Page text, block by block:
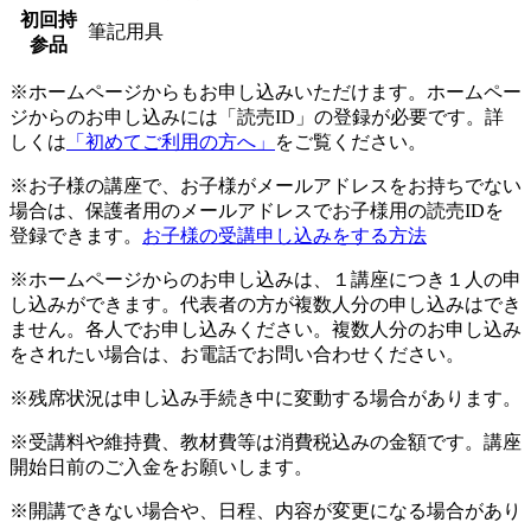
初回持
参品
筆記用具
※ホームページからもお申し込みいただけます。ホームペー
ジからのお申し込みには「読売ID」の登録が必要です。詳
しくは 「初めてご利用の方へ」 をご覧ください。
※お子様の講座で、お子様がメールアドレスをお持ちでない
場合は、保護者用のメールアドレスでお子様用の読売IDを
登録できます。 お子様の受講申し込みをする方法
※ホームページからのお申し込みは、１講座につき１人の申
し込みができます。代表者の方が複数人分の申し込みはでき
ません。各人でお申し込みください。複数人分のお申し込み
をされたい場合は、お電話でお問い合わせください。
※残席状況は申し込み手続き中に変動する場合があります。
※受講料や維持費、教材費等は消費税込みの金額です。講座
開始日前のご入金をお願いします。
※開講できない場合や、日程、内容が変更になる場合があり